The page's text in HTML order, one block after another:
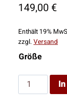
149,00 €
Enthält 19%
zzgl. Versand
Größe
Bassetti
Bettwäsche